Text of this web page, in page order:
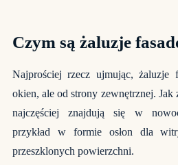
Czym są żaluzje
Najprościej rzecz ujmując, żaluzje
okien, ale od strony zewnętrznej. Jak
najczęściej znajdują się w
przykład w formie osłon dla
przeszklonych powierzchni.